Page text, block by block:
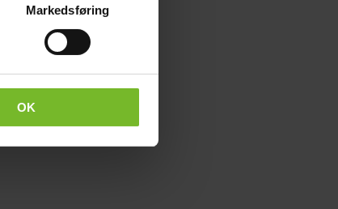
Markedsføring
OK